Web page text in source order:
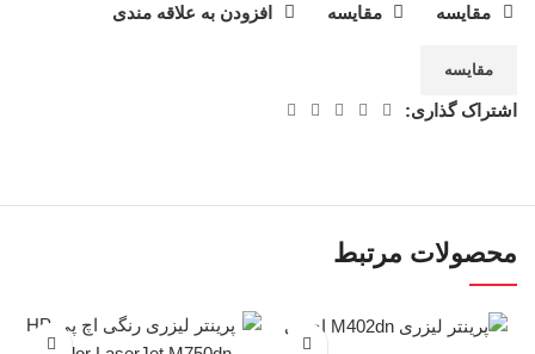
مقايسه مقایسه افزودن به علاقه مندی
مقایسه
اشتراک گذاری:
محصولات مرتبط